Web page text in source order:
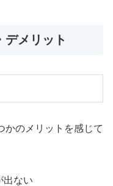
デメリット
かのメリットを感じて
出ない